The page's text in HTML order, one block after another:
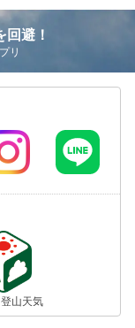
避！
リ
山天気